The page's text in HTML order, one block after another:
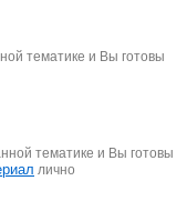
тематике и Вы готовы
тематике и Вы готовы
лично